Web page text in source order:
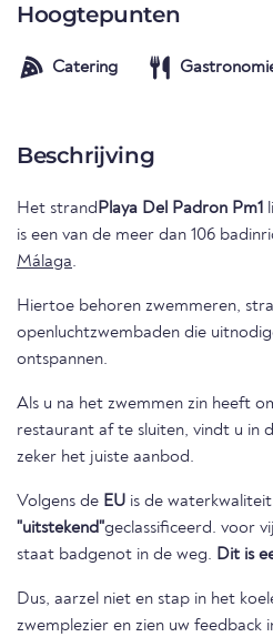
Hoogtepunten
Catering
Beschrijving
Het strandPlaya Del Padron Pm1
is een van de meer dan 106
Málaga.
Hiertoe behoren zwemmeren,
openluchtzwembaden die
ontspannen.
Als u na het zwemmen zin heeft
restaurant af te sluiten, vindt u in
zeker het juiste aanbod.
Volgens de EU is de
"uitstekend"geclassificeerd. voor vijf jaar op een rij. Dus niets
staat badgenot in de weg. Dit is
Dus, aarzel niet en stap in het
zwemplezier en zien uw feedback